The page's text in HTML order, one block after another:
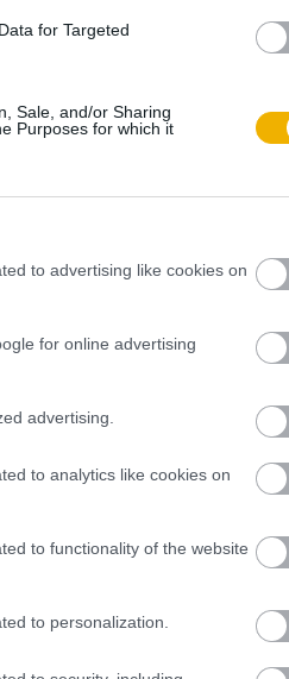
for Targeted
Sale, and/or Sharing
Purposes for which it
to advertising like cookies on
for online advertising
advertising.
to analytics like cookies on
to functionality of the website
to personalization.
ábrázolásokon
visel, hanem
de
ha ennek
ben I. Lipót,
az ünnepi
A késő
ül, karján a
vagy kínálja a
címer is
a jelenlegi
a budapesti
Mária alakja